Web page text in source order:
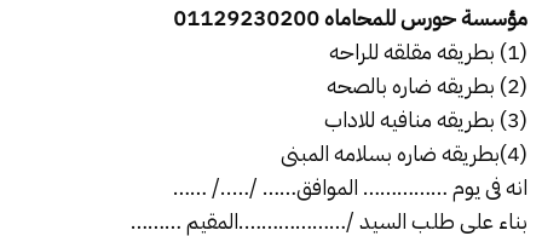
مؤسسة حورس للمحاماه 01129230200
(1) بطريقه مقلقه للراحه
(2) بطريقه ضاره بالصحه
(3) بطريقه منافيه للاداب
(4)بطريقه ضاره بسلامه المبنى
انه فى يوم …………… الموافق…… /…../ ……
بناء على طلب السيد /……………….المقيم ………